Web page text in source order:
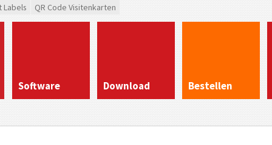
Labels QR Code Visitenkarten
Software Download Bestellen